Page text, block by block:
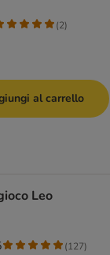
(2)
al carrello
Leo
(127)